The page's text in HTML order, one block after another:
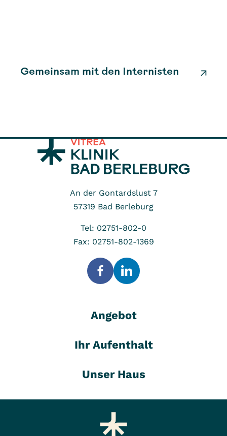
Gemeinsam mit den Internisten
An der Gontardslust 7
57319 Bad Berleburg
Tel: 02751-802-0
Fax: 02751-802-1369
Angebot
Ihr Aufenthalt
Unser Haus